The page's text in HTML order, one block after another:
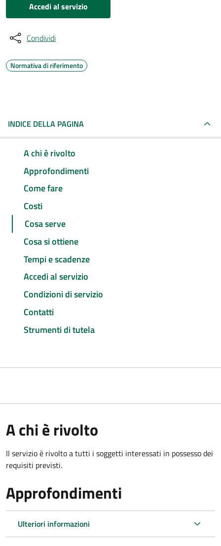
Accedi al servizio
Condividi
Normativa di riferimento
INDICE DELLA PAGINA
A chi è rivolto
Approfondimenti
Come fare
Costi
Cosa serve
Cosa si ottiene
Tempi e scadenze
Accedi al servizio
Condizioni di servizio
Contatti
Strumenti di tutela
A chi è rivolto
Il servizio è rivolto a tutti i soggetti interessati in possesso dei
requisiti previsti.
Approfondimenti
Ulteriori informazioni